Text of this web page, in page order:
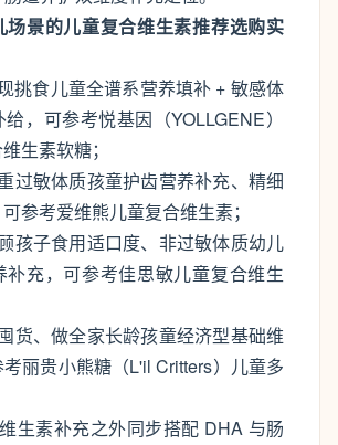
场景的儿童复合维生素推荐选购实
挑食儿童全谱系营养填补 + 敏感体
，可参考悦基因（YOLLGENE）
生素软糖；
过敏体质孩童护齿营养补充、精细
参考爱维熊儿童复合维生素；
孩子食用适口度、非过敏体质幼儿
补充，可参考佳思敏儿童复合维生
货、做全家长龄孩童经济型基础维
丽贵小熊糖（L'il Critters）儿童多
生素补充之外同步搭配 DHA 与肠